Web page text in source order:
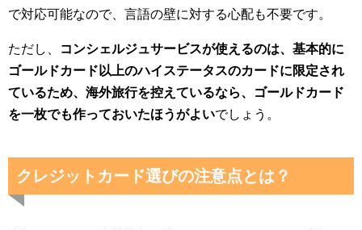
で対応可能なので、言語の壁に対する心配も不要です。
ただし、
コンシェルジュサービスが使えるのは、基本的に
ゴールドカード以上のハイステータスのカードに限定され
ているため、海外旅行を控えているなら、ゴールドカード
を一枚でも作っておいたほうがよいでしょう。
クレジットカード選びの注意点とは？